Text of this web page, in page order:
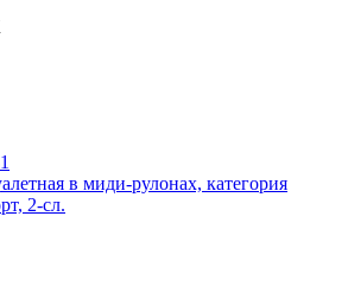
в миди-рулонах, категория
2-сл.